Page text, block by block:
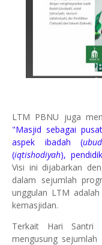
LTM PBNU juga
"Masjid sebagai
aspek ibadah (
(iqtishodiyah),
Visi ini dijabarkan
dalam sejumlah
unggulan LTM
kemasjidan.
Terkait Hari Santri
mengusung